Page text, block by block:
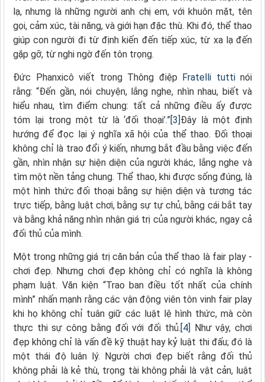
lạ, nhưng là những người anh chị em, với khuôn mặt, tên
gọi, cảm xúc, tài năng, và giới hạn đặc thù. Khi đó, thể thao
giúp con người đi từ định kiến đến tiếp xúc, từ xa lạ đến
gặp gỡ, từ nghi ngờ đến tôn trọng.
Đức Phanxicô viết trong Thông điệp Fratelli tuttinói
rằng: “Đến gần, nói chuyện, lắng nghe, nhìn nhau, biết và
hiểu nhau, tìm điểm chung: tất cả những điều ấy được
tóm lại trong một từ là ‘đối thoại’.” [3] Đây là một định
hướng để đọc lại ý nghĩa xã hội của thể thao. Đối thoại
không chỉ là trao đổi ý kiến, nhưng bắt đầu bằng việc đến
gần, nhìn nhận sự hiện diện của người khác, lắng nghe và
tìm một nền tảng chung. Thể thao, khi được sống đúng, là
một hình thức đối thoại bằng sự hiện diện và tương tác
trực tiếp, bằng luật chơi, bằng sự tự chủ, bằng cái bắt tay
và bằng khả năng nhìn nhận giá trị của người khác, ngay cả
đối thủ của mình.
Một trong những giá trị căn bản của thể thao là fair play -
chơi đẹp. Nhưng chơi đẹp không chỉ có nghĩa là không
phạm luật. Văn kiện “Trao ban điều tốt nhất của chính
mình” nhấn mạnh rằng các vận động viên tôn vinh fair play
khi họ không chỉ tuân giữ các luật lệ hình thức, mà còn
thực thi sự công bằng đối với đối thủ. [4]
Như vậy, chơi
đẹp không chỉ là vấn đề kỹ thuật hay kỷ luật thi đấu; đó là
một thái độ luân lý. Người chơi đẹp biết rằng đối thủ
không phải là kẻ thù, trọng tài không phải là vật cản, luật